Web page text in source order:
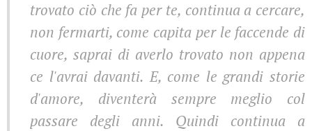
trovato ciò che fa per te, continua a cercare,
non fermarti, come capita per le faccende di
cuore, saprai di averlo trovato non appena
ce l'avrai davanti. E, come le grandi storie
d'amore, diventerà sempre meglio col
passare degli anni. Quindi continua a